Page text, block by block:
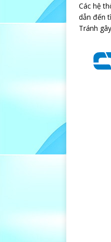
Các hệ
dẫn đến
Tránh